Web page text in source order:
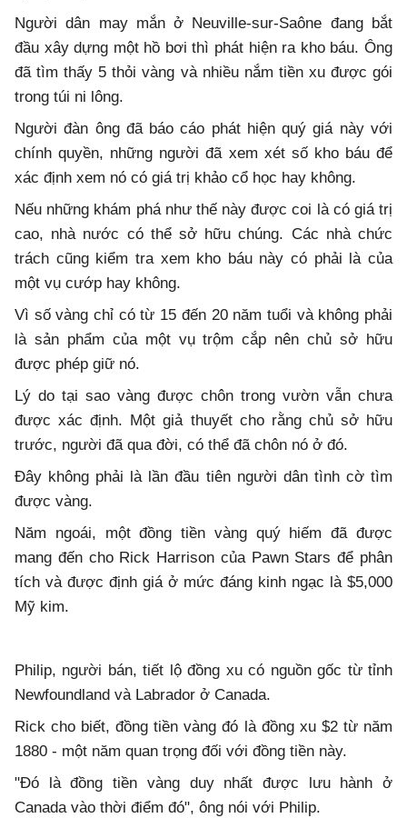
Người dân may mắn ở Neuville-sur-Saône đang bắt
đầu xây dựng một hồ bơi thì phát hiện ra kho báu. Ông
đã tìm thấy 5 thỏi vàng và nhiều nắm tiền xu được gói
trong túi ni lông.
Người đàn ông đã báo cáo phát hiện quý giá này với
chính quyền, những người đã xem xét số kho báu để
xác định xem nó có giá trị khảo cổ học hay không.
Nếu những khám phá như thế này được coi là có giá trị
cao, nhà nước có thể sở hữu chúng. Các nhà chức
trách cũng kiểm tra xem kho báu này có phải là của
một vụ cướp hay không.
Vì số vàng chỉ có từ 15 đến 20 năm tuổi và không phải
là sản phẩm của một vụ trộm cắp nên chủ sở hữu
được phép giữ nó.
Lý do tại sao vàng được chôn trong vườn vẫn chưa
được xác định. Một giả thuyết cho rằng chủ sở hữu
trước, người đã qua đời, có thể đã chôn nó ở đó.
Đây không phải là lần đầu tiên người dân tình cờ tìm
được vàng.
Năm ngoái, một đồng tiền vàng quý hiếm đã được
mang đến cho Rick Harrison của Pawn Stars để phân
tích và được định giá ở mức đáng kinh ngạc là $5,000
Mỹ kim.
Philip, người bán, tiết lộ đồng xu có nguồn gốc từ tỉnh
Newfoundland và Labrador ở Canada.
Rick cho biết, đồng tiền vàng đó là đồng xu $2 từ năm
1880 - một năm quan trọng đối với đồng tiền này.
"Đó là đồng tiền vàng duy nhất được lưu hành ở
Canada vào thời điểm đó", ông nói với Philip.